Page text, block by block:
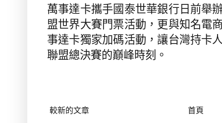
萬事達卡攜手國泰世華銀行日前舉
盟世界大賽門票活動，更與知名電
事達卡獨家加碼活動，讓台灣持卡
聯盟總決賽的巔峰時刻。
較新的文章 首頁